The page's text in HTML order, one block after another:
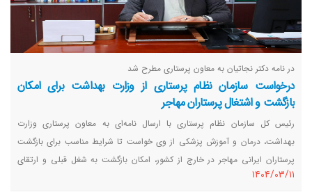
در نامه دکتر نجاتیان به معاون پرستاری مطرح شد
درخواست سازمان نظام پرستاری از وزارت بهداشت برای امکان
بازگشت و اشتغال پرستاران مهاجر
رئیس کل سازمان نظام پرستاری با ارسال نامه‌ای به معاون پرستاری وزارت
بهداشت، درمان و آموزش پزشکی از وی خواست تا شرایط مناسب برای بازگشت
پرستاران ایرانی مهاجر در خارج از کشور، امکان بازگشت به شغل قبلی و ارتقای
شغلی آنان فراهم شود.
١٤٠٤/٠٣/١١